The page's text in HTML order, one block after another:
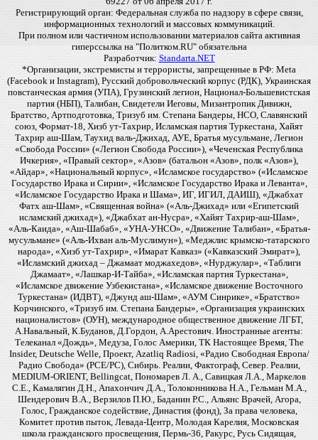
Регистрирующий орган: Федеральная служба по надзору в сфере связи,
информационных технологий и массовых коммуникаций.
При полном или частичном использовании материалов сайта активная
гиперссылка на "Политком.RU" обязательна
Разработчик: Standarta.NET
*Организации, экстремисты и террористы, запрещенные в РФ: Meta
(Facebook и Instagram), Русский добровольческий корпус (РДК), Украинская
повстанческая армия (УПА), Грузинский легион, Национал-Большевистская
партия (НБП), Талибан, Свидетели Иеговы, Мизантропик Дивижн,
Братство, Артподготовка, Тризуб им. Степана Бандеры, НСО, Славянский
союз, Формат-18, Хизб ут-Тахрир, Исламская партия Туркестана, Хайят
Тахрир аш-Шам, Таухид валь-Джихад, АУЕ, Братья мусульмане, Легион
«Свобода России» («Легион Свобода России»), «Чеченская Республика
Ичкерия», «Правый сектор», «Азов» (батальон «Азов», полк «Азов»),
«Айдар», «Национальный корпус», «Исламское государство» («Исламское
Государство Ирака и Сирии», «Исламское Государство Ирака и Леванта»,
«Исламское Государство Ирака и Шама», ИГ, ИГИЛ, ДАИШ), «Джабхат
Фатх аш-Шам», «Священная война» («Аль-Джихад» или «Египетский
исламский джихад»), «Джабхат ан-Нусра», «Хайят Тахрир-аш-Шам»,
«Аль-Каида», «Аш-Шабаб», «УНА-УНСО», «Движение Талибан», «Братья-
мусульмане» («Аль-Ихван аль-Муслимун»), «Меджлис крымско-татарского
народа», «Хизб ут-Тахрир», «Имарат Кавказ» («Кавказский Эмират»),
«Исламский джихад – Джамаат моджахедов», «Нурджулар», «Таблиги
Джамаат», «Лашкар-И-Тайба», «Исламская партия Туркестана»,
«Исламское движение Узбекистана», «Исламское движение Восточного
Туркестана» (ИДВТ), «Джунд аш-Шам», «АУМ Синрике», «Братство»
Корчинского, «Тризуб им. Степана Бандеры», «Организация украинских
националистов» (ОУН), международное общественное движение ЛГБТ,
А.Навальный, К.Буданов, Д.Гордон, А.Арестович. Иностранные агенты:
Телеканал «Дождь», Медуза, Голос Америки, ТК Настоящее Время, The
Insider, Deutsche Welle, Проект, Azatliq Radiosi, «Радио Свободная Европа/
Радио Свобода» (PCE/PC), Сибирь. Реалии, Фактограф, Север. Реалии,
MEDIUM-ORIENT, Bellingcat, Пономарев Л. А., Савицкая Л.А., Маркелов
С.Е., Камалягин Д.Н., Апахончич Д.А., Толоконникова Н.А., Гельман М.А.,
Шендерович В.А., Верзилов П.Ю., Баданин Р.С., Альянс Врачей, Агора,
Голос, Гражданское содействие, Династия (фонд), За права человека,
Комитет против пыток, Левада-Центр, Молодая Карелия, Московская
школа гражданского просвещения, Пермь-36, Ракурс, Русь Сидящая,